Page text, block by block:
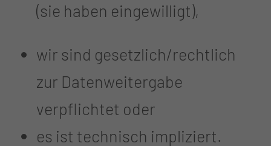
(sie haben eingewilligt),
wir sind gesetzlich/rechtlich
zur Datenweitergabe
verpflichtet oder
es ist technisch impliziert.